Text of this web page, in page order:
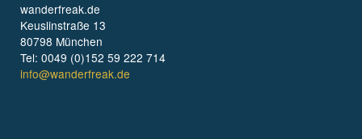
wanderfreak.de
Keuslinstraße 13
80798 München
Tel: 0049 (0)152 59 222 714
info@wanderfreak.de